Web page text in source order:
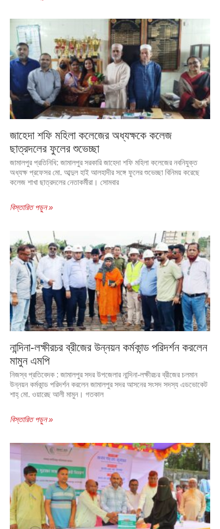
জাহেদা শফি মহিলা কলেজের অধ্যক্ষকে কলেজ
ছাত্রদলের ফুলের শুভেচ্ছা
জামালপুর প্রতিনিধি: জামালপুর সরকারি জাহেদা শফি মহিলা কলেজের নবনিযুক্ত
অধ্যক্ষ প্রফেসর মো. আব্দুল হাই আলহাদীর সঙ্গে ফুলের শুভেচ্ছা বিনিময় করেছে
কলেজ শাখা ছাত্রদলের নেতাকর্মীরা। সোমবার
বিস্তারিত পড়ুন »
নান্দিনা-লক্ষীরচর ব্রীজের উন্নয়ন কর্মকান্ড পরিদর্শন করলেন
মামুন এমপি
নিজস্ব প্রতিবেদক : জামালপুর সদর উপজেলার নান্দিনা-লক্ষীরচর ব্রীজের চলমান
উন্নয়ন কর্মকান্ড পরিদর্শন করলেন জামালপুর সদর আসনের সংসদ সদস্য এডভোকেট
শাহ্ মো. ওয়ারেছ আলী মামুন। গতকাল
বিস্তারিত পড়ুন »